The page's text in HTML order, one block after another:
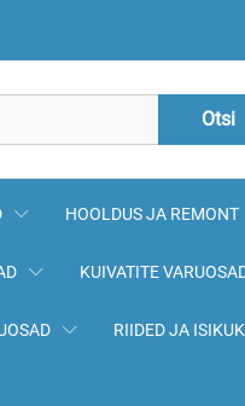
Otsi
HOOLDUS JA REMONT
KUIVATITE
RIIDED JA